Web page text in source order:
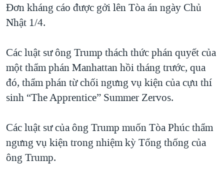
Đơn kháng cáo được gởi lên Tòa án ngày Chủ
Nhật 1/4.
Các luật sư ông Trump thách thức phán quyết của
một thẩm phán Manhattan hồi tháng trước, qua
đó, thẩm phán từ chối ngưng vụ kiện của cựu thí
sinh “The Apprentice” Summer Zervos.
Các luật sư của ông Trump muốn Tòa Phúc thẩm
ngưng vụ kiện trong nhiệm kỳ Tổng thống của
ông Trump.